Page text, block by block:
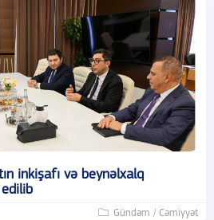
inkişafı və beynəlxalq
Gündəm / Cəmiyyət